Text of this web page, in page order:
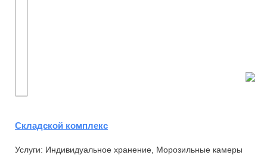
Складской комплекс
Услуги: Индивидуальное хранение, Морозильные камеры